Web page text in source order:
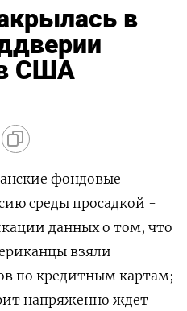
в
США
фондовые
среды просадкой -
данных о том, что
взяли
по кредитным картам;
напряженно ждет